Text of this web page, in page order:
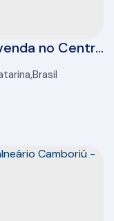
no Centro
,Brasil